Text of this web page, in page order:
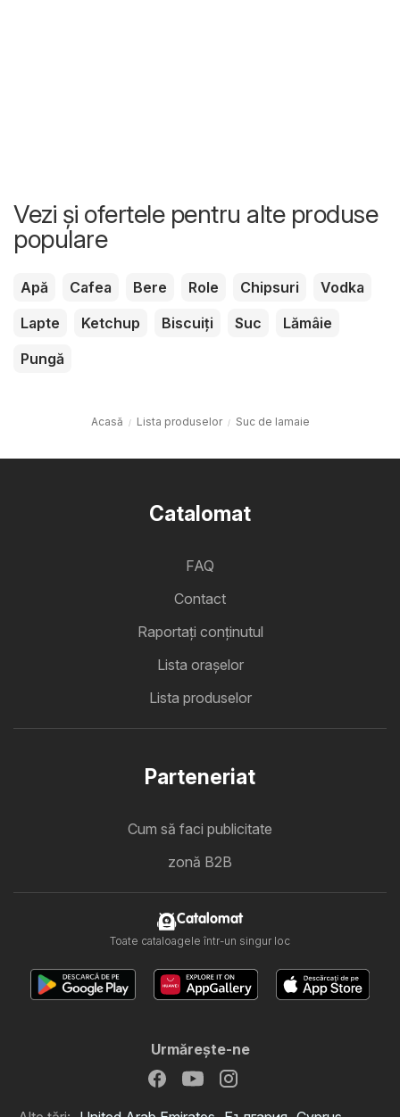
Vezi și ofertele pentru alte produse
populare
Apă Cafea Bere Role Chipsuri
Vodka
Lapte
Ketchup Biscuiți Suc
Lămâie
Pungă
Acasă Lista produselor Suc de lamaie
Catalomat
FAQ
Contact
Raportați conținutul
Lista oraşelor
Lista produselor
Parteneriat
Cum să faci publicitate
zonă B2B
Catalomat
Toate cataloagele într-un singur loc
Urmăreşte-ne